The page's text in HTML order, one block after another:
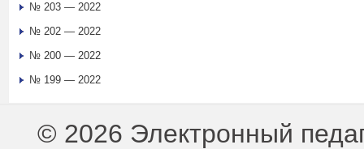
№ 203 — 2022
№ 202 — 2022
№ 200 — 2022
№ 199 — 2022
© 2026 Электронный